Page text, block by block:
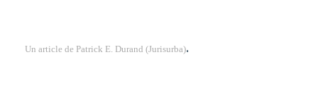
Un article de Patrick E. Durand (Jurisurba).